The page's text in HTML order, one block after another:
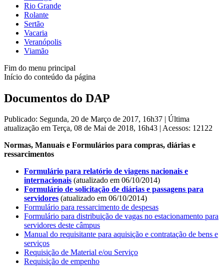
Rio Grande
Rolante
Sertão
Vacaria
Veranópolis
Viamão
Fim do menu principal
Início do conteúdo da página
Documentos do DAP
Publicado: Segunda, 20 de Março de 2017, 16h37 | Última
atualização em Terça, 08 de Mai de 2018, 16h43 | Acessos: 12122
Normas, Manuais e Formulários para compras, diárias e
ressarcimentos
Formulário para relatório de viagens nacionais e
internacionais (atualizado em 06/10/2014)
Formulário de solicitação de diárias e passagens para
servidores (atualizado em 06/10/2014)
Formulário para ressarcimento de despesas
Formulário para distribuição de vagas no estacionamento para
servidores deste câmpus
Manual do requisitante para aquisição e contratação de bens e
serviços
Requisição de Material e/ou Serviço
Requisição de empenho